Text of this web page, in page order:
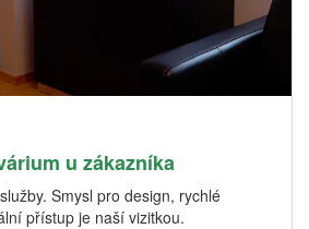
u zákazníka
Smysl pro design, rychlé
přístup je naší vizitkou.